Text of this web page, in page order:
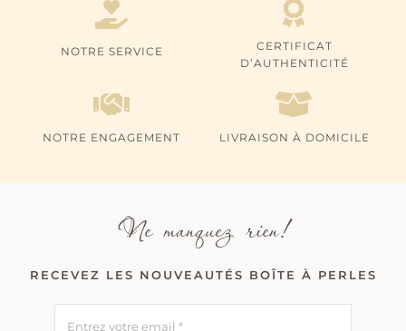
NOTRE SERVICE
CERTIFICAT
D’AUTHENTICITÉ
NOTRE ENGAGEMENT LIVRAISON À DOMICILE
Ne manquez rien!
RECEVEZ LES NOUVEAUTÉS BOÎTE À PERLES